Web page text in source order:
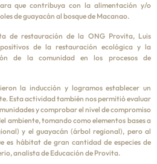
que contribuya con la alimentación y/o
de guayacán al bosque de Macanao.
de restauración de la ONG Provita, Luis
de la restauración ecológica y la
de la comunidad en los procesos de
la inducción y logramos establecer un
Esta actividad también nos permitió evaluar
y comprobar el nivel de compromiso
ambiente, tomando como elementos bases a
y el guayacán (árbol regional), pero al
es hábitat de gran cantidad de especies de
analista de Educación de Provita.